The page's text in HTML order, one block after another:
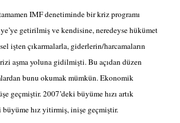
IMF denetiminde bir kriz programı
getirilmiş ve kendisine, neredeyse hükümet
işten çıkarmalarla, giderlerin/harcamaların
aşma yoluna gidilmişti. Bu açıdan düzen
bunu okumak mümkün. Ekonomik
geçmiştir. 2007’deki büyüme hızı artık
hız yitirmiş, inişe geçmiştir.